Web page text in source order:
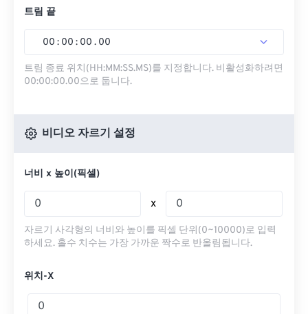
트림 끝
00 : 00 : 00 . 00
트림 종료 위치(HH:MM:SS.MS)를 지정합니다. 비활성화하려면
00:00:00.00으로 둡니다.
비디오 자르기 설정
너비 x 높이(픽셀)
x
자르기 사각형의 너비와 높이를 픽셀 단위(0~10000)로 입력
하세요. 홀수 치수는 가장 가까운 짝수로 반올림됩니다.
위치-X